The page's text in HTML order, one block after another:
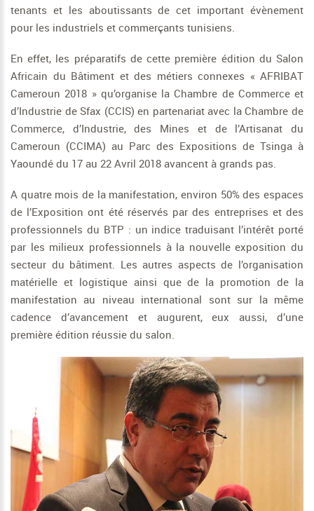
tenants et les aboutissants de cet important évènement
pour les industriels et commerçants tunisiens.
En effet, les préparatifs de cette première édition du Salon
Africain du Bâtiment et des métiers connexes « AFRIBAT
Cameroun 2018 » qu’organise la Chambre de Commerce et
d’Industrie de Sfax (CCIS) en partenariat avec la Chambre de
Commerce, d’Industrie, des Mines et de l’Artisanat du
Cameroun (CCIMA) au Parc des Expositions de Tsinga à
Yaoundé du 17 au 22 Avril 2018 avancent à grands pas.
A quatre mois de la manifestation, environ 50% des espaces
de l’Exposition ont été réservés par des entreprises et des
professionnels du BTP : un indice traduisant l’intérêt porté
par les milieux professionnels à la nouvelle exposition du
secteur du bâtiment. Les autres aspects de l’organisation
matérielle et logistique ainsi que de la promotion de la
manifestation au niveau international sont sur la même
cadence d’avancement et augurent, eux aussi, d’une
première édition réussie du salon.